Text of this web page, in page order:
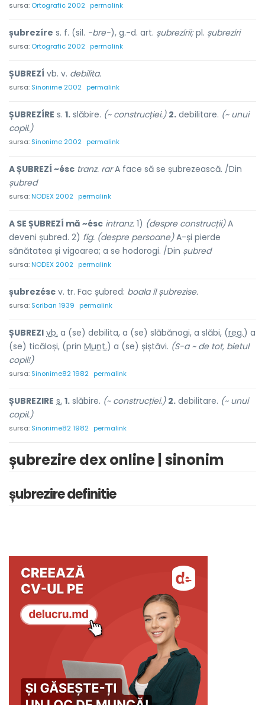
sursa: Ortografic 2002 permalink
șubrezíre s. f. (sil. -bre-), g.-d. art. șubrezírii;pl. șubrezíri
sursa: Ortografic 2002 permalink
ȘUBREZÍ vb. v. debilita.
sursa: Sinonime 2002 permalink
ȘUBREZÍRE s. 1. slăbire. (~ construcției.) 2. debilitare. (~ unui
copil.)
sursa: Sinonime 2002 permalink
A ȘUBREZÍ ~ésc tranz. rarA face să se șubrezească. /Din
șubred
sursa:NODEX 2002 permalink
A SE ȘUBREZÍ mă ~ésc intranz. 1) (despre construcții)A
deveni șubred. 2) fig. (despre persoane)A-și pierde
sănătatea și vigoarea; a se hodorogi. /Din șubred
sursa:NODEX 2002 permalink
șubrezésc v. tr. Fac șubred: boala îl șubrezise.
sursa: Scriban 1939 permalink
ȘUBREZI vb. a (se) debilita, a (se) slăbănogi, a slăbi, (reg.) a
(se) ticăloși, (prin Munt.) a (se) șiștăvi. (S-a ~ de tot, bietul
copil!)
sursa: Sinonime82 1982 permalink
ȘUBREZIRE s. 1. slăbire. (~ construcției.) 2. debilitare. (~ unui
copil.)
sursa: Sinonime82 1982 permalink
șubrezire dex online | sinonim
șubrezire definitie